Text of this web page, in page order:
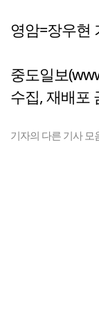
영암=장우현
중도일보
수집, 재배포
기자의 다른 기사